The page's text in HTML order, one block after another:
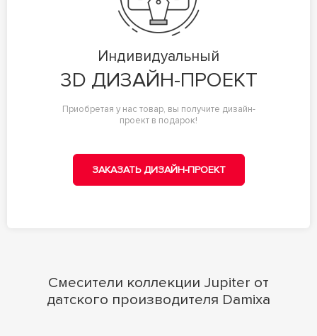
Индивидуальный
3D ДИЗАЙН-ПРОЕКТ
Приобретая у нас товар, вы получите дизайн-
проект в подарок!
ЗАКАЗАТЬ ДИЗАЙН-ПРОЕКТ
Смесители коллекции Jupiter от
датского производителя Damixa